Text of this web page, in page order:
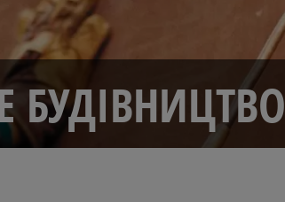
БУДІВНИЦТВО